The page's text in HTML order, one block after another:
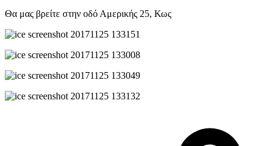
Θα μας βρείτε στην οδό Αμερικής 25, Κως